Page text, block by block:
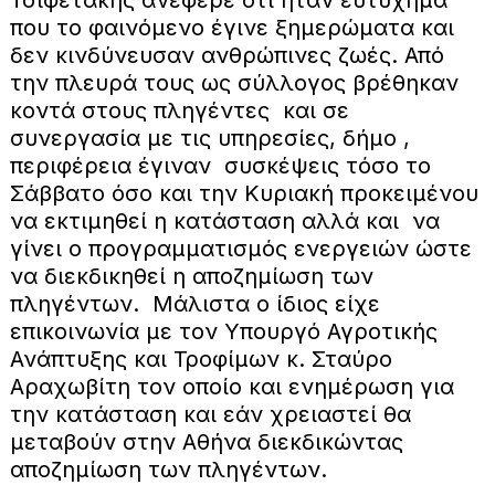
που το φαινόμενο έγινε ξημερώματα και
δεν κινδύνευσαν ανθρώπινες ζωές. Από
την πλευρά τους ως σύλλογος βρέθηκαν
κοντά στους πληγέντες και σε
συνεργασία με τις υπηρεσίες, δήμο ,
περιφέρεια έγιναν συσκέψεις τόσο το
Σάββατο όσο και την Κυριακή προκειμένου
να εκτιμηθεί η κατάσταση αλλά και να
γίνει ο προγραμματισμός ενεργειών ώστε
να διεκδικηθεί η αποζημίωση των
πληγέντων. Μάλιστα ο ίδιος είχε
επικοινωνία με τον Υπουργό Αγροτικής
Ανάπτυξης και Τροφίμων κ. Σταύρο
Αραχωβίτη τον οποίο και ενημέρωση για
την κατάσταση και εάν χρειαστεί θα
μεταβούν στην Αθήνα διεκδικώντας
αποζημίωση των πληγέντων.